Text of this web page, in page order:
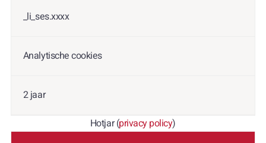
_li_ses.xxxx
Analytische cookies
2 jaar
Hotjar (privacy policy)